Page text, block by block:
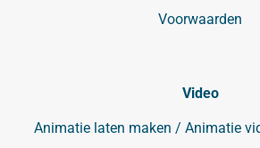
Voorwaarden
Video
Animatie laten maken / Animatie